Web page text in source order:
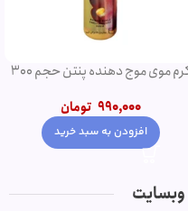
ریمل صورتی اروجینال
950,000
850,000 تومان
افزودن به سبد خرید
وبسایت